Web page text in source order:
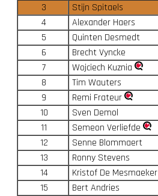
3
Stijn Spitaels
4
Alexander Haers
5
Quinten Desmedt
6
Brecht Vyncke
7
Wojciech Kuznia
8
Tim Wauters
9
Remi Frateur
10
Sven Demol
11
Semeon Verliefde
12
Senne Blommaert
13
Ronny Stevens
14
Kristof De Mesmaeker
15
Bert Andries